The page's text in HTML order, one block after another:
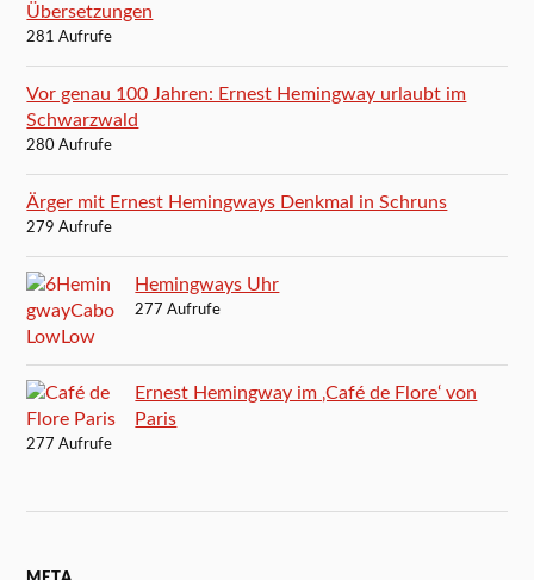
Übersetzungen
281 Aufrufe
Vor genau 100 Jahren: Ernest Hemingway urlaubt im
Schwarzwald
280 Aufrufe
Ärger mit Ernest Hemingways Denkmal in Schruns
279 Aufrufe
Hemingways Uhr
277 Aufrufe
Ernest Hemingway im ‚Café de Flore‘ von
Paris
277 Aufrufe